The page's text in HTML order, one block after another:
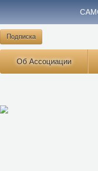
Подписка
Об Ассоциации